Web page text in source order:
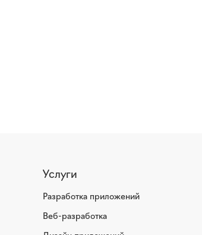
Услуги
Разработка приложений
Веб-разработка